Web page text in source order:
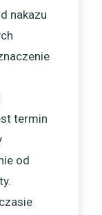
nakazu
termin
od